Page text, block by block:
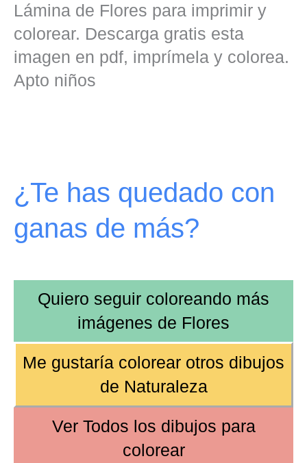
Lámina de Flores para imprimir y
colorear. Descarga gratis esta
imagen en pdf, imprímela y colorea.
Apto niños
¿Te has quedado con
ganas de más?
Quiero seguir coloreando más
imágenes de Flores
Me gustaría colorear otros dibujos
de Naturaleza
Ver Todos los dibujos para
colorear